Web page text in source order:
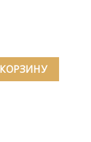
Цион Детокс